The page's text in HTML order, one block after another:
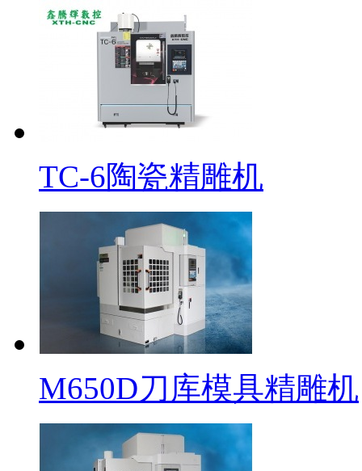
TC-6陶瓷精雕机
M650D刀库模具精雕机